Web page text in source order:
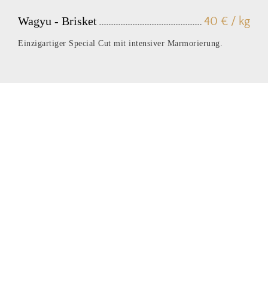
Wagyu - Brisket 40 € / kg
Einzigartiger Special Cut mit intensiver Marmorierung.